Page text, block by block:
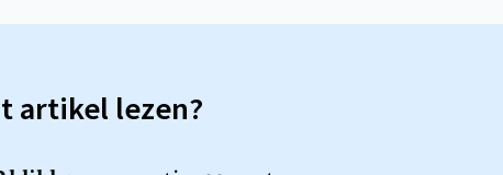
artikel lezen?